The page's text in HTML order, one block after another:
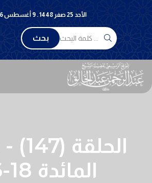
الأحد 25 صفر 1448 . 9 أغسطس 2026
بحث
المائدة 18-26